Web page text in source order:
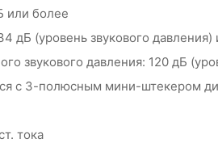
или более
дБ (уровень звукового
звукового давления: 120 дБ
с 3-полюсным мини-штекером
тока